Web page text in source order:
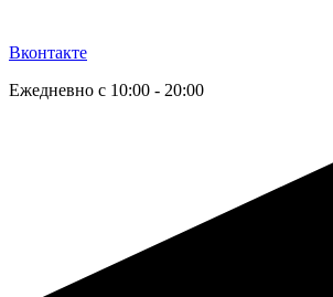
Вконтакте
Ежедневно с 10:00 - 20:00